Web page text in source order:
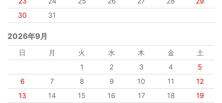
30
31
2026年9月
日 月 火 水 木 金
土
1
2 3 4
5
6
7 8 9 10 11
12
13
14 15 16 17 18
19